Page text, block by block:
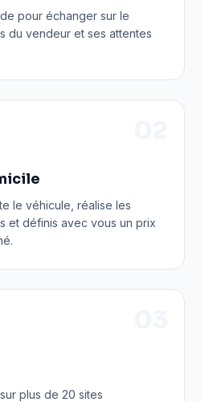
pour échanger sur le
du vendeur et ses attentes
le véhicule, réalise les
et définis avec vous un prix
plus de 20 sites